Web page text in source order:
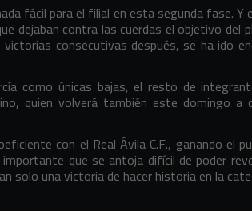
fácil para el filial en esta segunda fase. Y
dejaban contra las cuerdas el objetivo
consecutivas después, se ha ido
como únicas bajas, el resto de
quien volverá también este domingo
con el Real Ávila C.F., ganando el
que se antoja difícil de poder
solo una victoria de hacer historia en la